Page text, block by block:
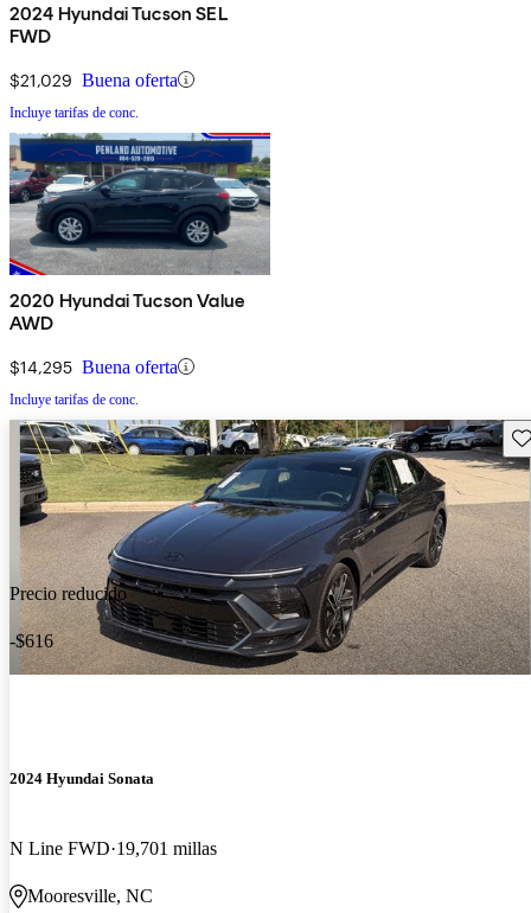
2024 Hyundai Tucson SEL
FWD
$21,029 Buena oferta
Incluye tarifas de conc.
2020 Hyundai Tucson Value
AWD
$14,295 Buena oferta
Incluye tarifas de conc.
Precio reducido
-$616
2024 Hyundai Sonata
N Line FWD 19,701 millas
Mooresville, NC